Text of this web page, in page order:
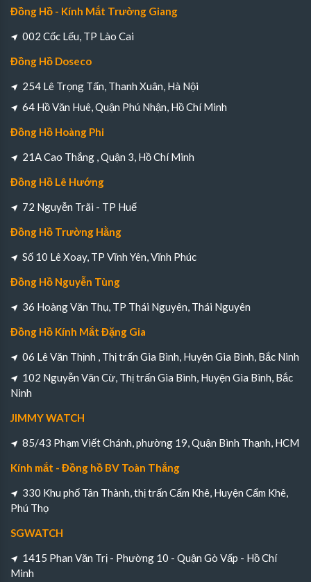
Đồng Hồ - Kính Mắt Trường Giang
002 Cốc Lếu, TP Lào Cai
Đồng Hồ Doseco
254 Lê Trọng Tấn, Thanh Xuân, Hà Nội
64 Hồ Văn Huê, Quận Phú Nhận, Hồ Chí Minh
Đồng Hồ Hoàng Phi
21A Cao Thắng , Quận 3, Hồ Chí Minh
Đồng Hồ Lê Hướng
72 Nguyễn Trãi - TP Huế
Đồng Hồ Trường Hằng
Số 10 Lê Xoay, TP Vĩnh Yên, Vĩnh Phúc
Đồng Hồ Nguyễn Tùng
36 Hoàng Văn Thụ, TP Thái Nguyên, Thái Nguyên
Đồng Hồ Kính Mắt Đặng Gia
06 Lê Văn Thịnh , Thị trấn Gia Bình, Huyện Gia Bình, Bắc Ninh
102 Nguyễn Văn Cừ, Thị trấn Gia Bình, Huyện Gia Bình, Bắc
Ninh
JIMMY WATCH
85/43 Phạm Viết Chánh, phường 19, Quận Bình Thạnh, HCM
Kính mắt - Đồng hồ BV Toàn Thắng
330 Khu phố Tân Thành, thị trấn Cẩm Khê, Huyện Cẩm Khê,
Phú Thọ
SGWATCH
1415 Phan Văn Trị - Phường 10 - Quận Gò Vấp - Hồ Chí
Minh